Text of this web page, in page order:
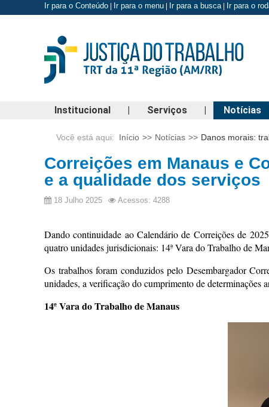
Ir para o Conteúdo Ir para o menu Ir para a busca| Ir para o
Institucional | Serviços | Notícias
Você está aqui: Início >> Notícias >> Danos morais:
Correições em Manaus e
e a qualidade dos serviços
18 Julho 2025 Acessos: 4288
Dando continuidade ao Calendário de Correições de
quatro unidades jurisdicionais: 14ª Vara do Trabalho de
Os trabalhos foram conduzidos pelo Desembargador
unidades, a verificação do cumprimento de determinações
14ª Vara do Trabalho de Manaus